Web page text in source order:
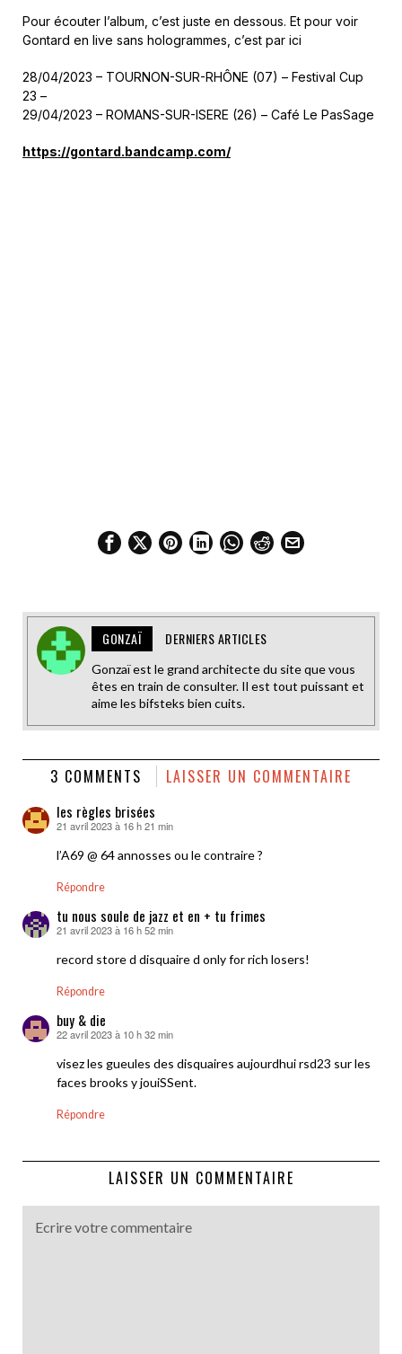
Pour écouter l’album, c’est juste en dessous. Et pour voir
Gontard en live sans hologrammes, c’est par ici
28/04/2023 – TOURNON-SUR-RHÔNE (07) – Festival Cup
23 –
29/04/2023 – ROMANS-SUR-ISERE (26) – Café Le PasSage
https://gontard.bandcamp.com/
GONZAÏ DERNIERS ARTICLES
Gonzaï est le grand architecte du site que vous
êtes en train de consulter. Il est tout puissant et
aime les bifsteks bien cuits.
3 COMMENTS LAISSER UN COMMENTAIRE
les règles brisées
dit :
21 avril 2023 à 16 h 21 min
l’A69 @ 64 annosses ou le contraire ?
Répondre
tu nous soule de jazz et en + tu frimes
dit :
21 avril 2023 à 16 h 52 min
record store d disquaire d only for rich losers!
Répondre
buy & die
dit :
22 avril 2023 à 10 h 32 min
visez les gueules des disquaires aujourdhui rsd23 sur les
faces brooks y jouiSSent.
Répondre
LAISSER UN COMMENTAIRE